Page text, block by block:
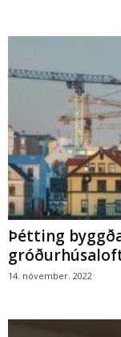
Þétting
14. nóvember. 2022